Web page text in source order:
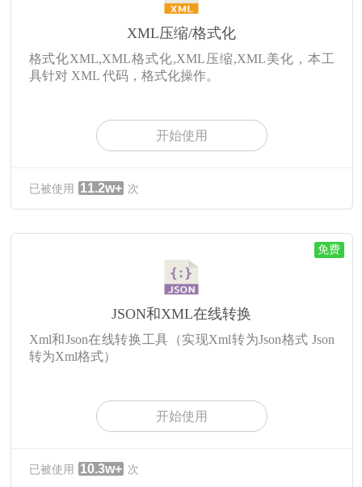
XML压缩/格式化
格式化XML,XML格式化,XML压缩,XML美化，本工
具针对 XML 代码，格式化操作。
开始使用
已被使用 11.2w+ 次
免费
JSON和XML在线转换
Xml和Json在线转换工具（实现Xml转为Json格式 Json
转为Xml格式）
开始使用
已被使用 10.3w+ 次